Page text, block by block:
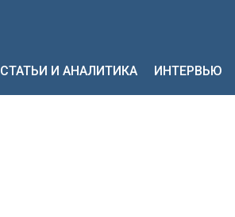
СТАТЬИ И АНАЛИТИКА ИНТЕРВЬЮ